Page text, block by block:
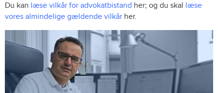
Du kan læse vilkår for advokatbistand her; og du skal læse
vores almindelige gældende vilkår her.